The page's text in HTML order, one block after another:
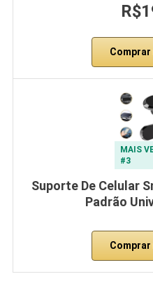
Comprar
MAIS
#3
Suporte De Celular
Padrão
Comprar